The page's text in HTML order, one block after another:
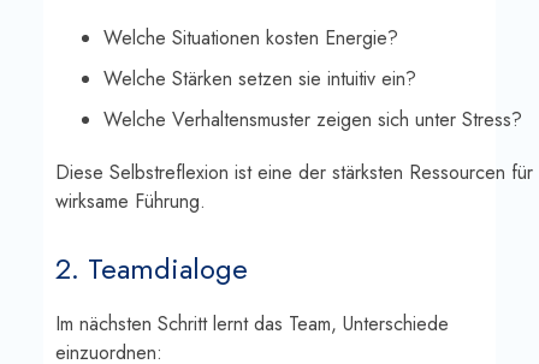
Welche Situationen kosten Energie?
Welche Stärken setzen sie intuitiv ein?
Welche Verhaltensmuster zeigen sich unter Stress?
Diese Selbstreflexion ist eine der stärksten Ressourcen für
wirksame Führung.
2. Teamdialoge
Im nächsten Schritt lernt das Team, Unterschiede
einzuordnen: